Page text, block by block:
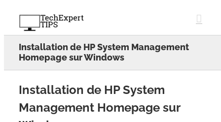
content
Installation de HP System Management
Homepage sur Windows
Installation de HP System
Management Homepage sur